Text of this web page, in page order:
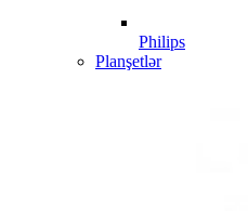
Philips
Planşetlər